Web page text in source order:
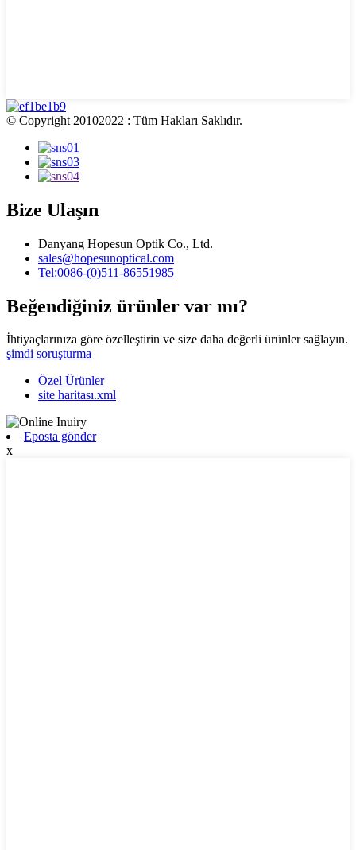
© Copyright 20102022 : Tüm Hakları Saklıdır.
Bize Ulaşın
Danyang Hopesun Optik Co., Ltd.
sales@hopesunoptical.com
Tel:0086-(0)511-86551985
Beğendiğiniz ürünler var mı?
İhtiyaçlarınıza göre özelleştirin ve size daha değerli ürünler sağlayın.
şimdi soruşturma
Özel Ürünler
site haritası.xml
Eposta gönder
x